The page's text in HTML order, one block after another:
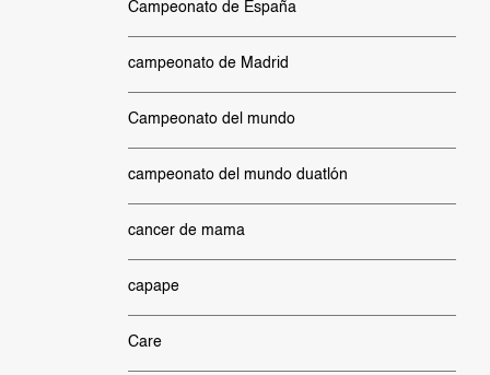
Campeonato de España
campeonato de Madrid
Campeonato del mundo
campeonato del mundo duatlón
cancer de mama
capape
Care